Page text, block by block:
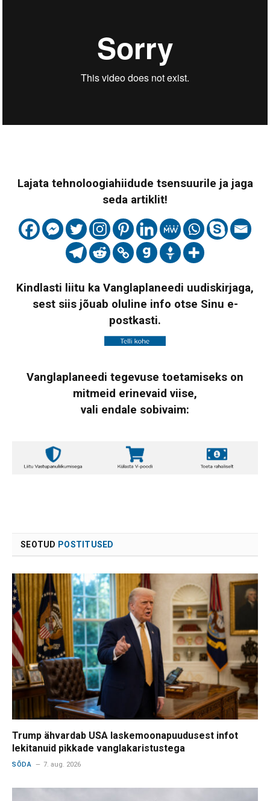
Lajata tehnoloogiahiidude tsensuurile ja jaga
seda artiklit!
Kindlasti liitu ka Vanglaplaneedi uudiskirjaga,
sest siis jõuab oluline info otse Sinu e-
postkasti.
Vanglaplaneedi tegevuse toetamiseks on
mitmeid erinevaid viise,
vali endale sobivaim:
SEOTUD POSTITUSED
Trump ähvardab USA laskemoonapuudusest infot
lekitanuid pikkade vanglakaristustega
SÕDA 7. aug. 2026